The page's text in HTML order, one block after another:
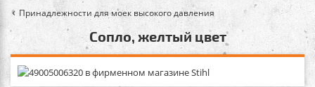
Принадлежности для моек высокого давления
Сопло, желтый цвет